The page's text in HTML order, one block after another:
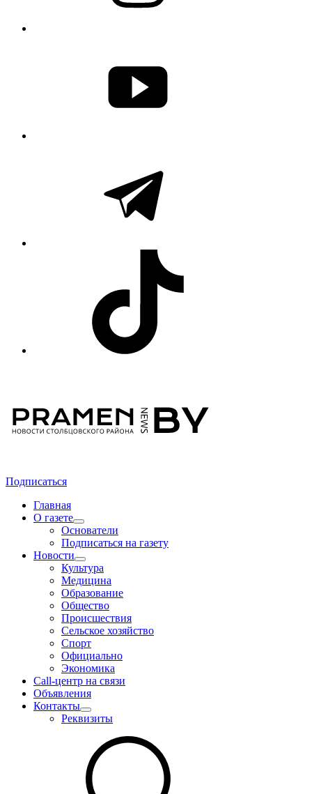
Подписаться
Главная
О газете
Основатели
Подписаться на газету
Новости
Культура
Медицина
Образование
Общество
Происшествия
Сельское хозяйство
Спорт
Официально
Экономика
Call-центр на связи
Объявления
Контакты
Реквизиты